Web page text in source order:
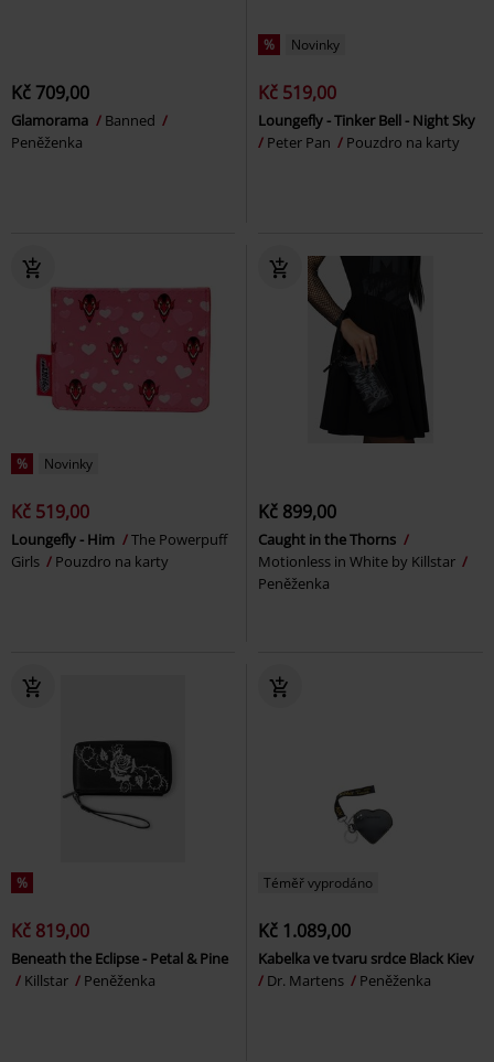
Kč 709,00
Glamorama
Banned
Peněženka
% Novinky
Kč 519,00
Loungefly - Tinker Bell - Night Sky
Peter Pan
Pouzdro na karty
% Novinky
Kč 519,00
Loungefly - Him
The Powerpuff
Girls
Pouzdro na karty
Kč 899,00
Caught in the Thorns
Motionless in White by Killstar
Peněženka
%
Kč 819,00
Beneath the Eclipse - Petal & Pine
Killstar
Peněženka
Téměř vyprodáno
Kč 1.089,00
Kabelka ve tvaru srdce Black Kiev
Dr. Martens
Peněženka